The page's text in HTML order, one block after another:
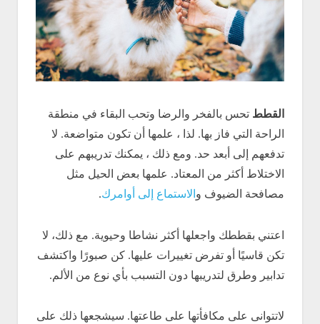
القطط تحس بالفخر والرضا وتحب البقاء في منطقة
الراحة التي فاز بها. لذا ، علمها أن تكون متواضعة. لا
تدفعهم إلى أبعد حد. ومع ذلك ، يمكنك تدريبهم على
الاختلاط أكثر من المعتاد. علمها بعض الحيل مثل
مصافحة الضيوف و الاستماع إلى أوامرك.
اعتني بقططك واجعلها أكثر نشاطا وحيوية. مع ذلك، لا
تكن قاسيًا أو تفرض تغييرات عليها. كن صبورًا واكتشف
تدابير وطرق لتدريبها دون التسبب بأي نوع من الألم.
لاتتوانى على مكافأتها على طاعتها. سيشجعها ذلك على